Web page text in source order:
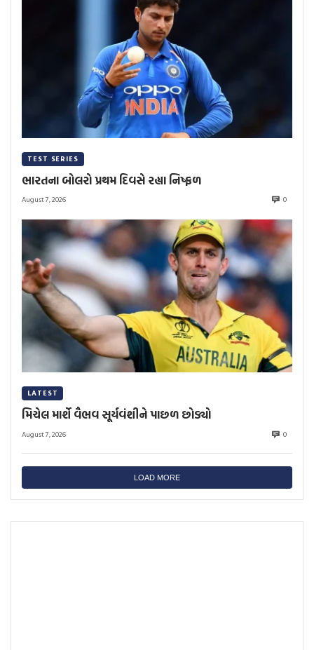
TEST SERIES
ભારતના બોલરો પ્રથમ દિવસે રહ્યા નિષ્ફળ
August 7, 2026 0
LATEST
મિચેલ માર્શે વૈભવ સૂર્યવંશીને પાછળ છોડ્યો
August 7, 2026 0
LOAD MORE